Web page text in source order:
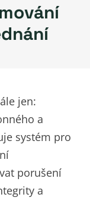
jen:
a
systém pro
porušení
a